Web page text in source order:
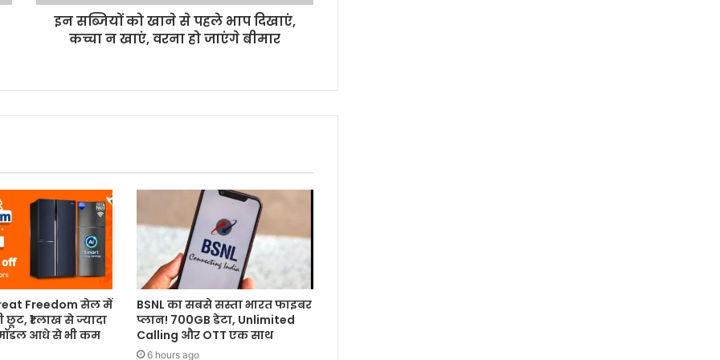
इन सब्जियों को खाने से पहले भाप दिखाएं,
कच्चा न खाएं, वरना हो जाएंगे बीमार
Freedom सेल में
छूट, ₹1 लाख से ज्यादा
आधे से भी कम
BSNL का सबसे सस्ता भारत फाइबर
प्लान! 700GB डेटा, Unlimited
Calling और OTT एक साथ
6 hours ago